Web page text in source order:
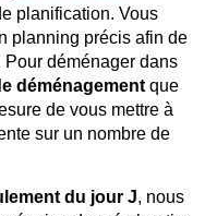
planification. Vous
planning précis afin de
Pour déménager dans
déménagement que
de vous mettre à
sur un nombre de
du jour J, nous